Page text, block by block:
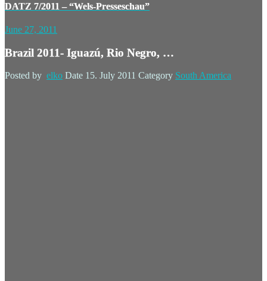
DATZ 7/2011 – “Wels-Presseschau”
June 27, 2011
Brazil 2011- Iguazú, Rio Negro, …
Posted by elko Date 15. July 2011 Category South America